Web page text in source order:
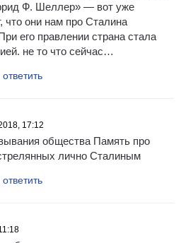
Ф. Шeллер» — вот уже
что они нам про Сталина
его правлении страна стала
не то что сейчас…
17:12
общества Память про
лично Сталиным